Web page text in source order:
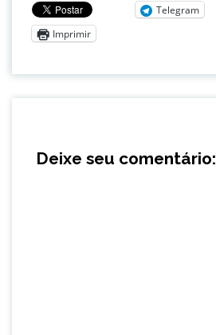
Telegram
Imprimir
Deixe seu comentário: